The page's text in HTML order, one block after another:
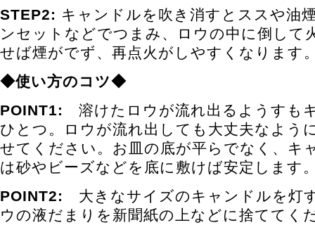
STEP2: キャンドルを吹き消すとススや油
ンセットなどでつまみ、ロウの中に倒して
せば煙がでず、再点火がしやすくなります
◆使い方のコツ◆
POINT1:
溶けたロウが流れ出るようすも
ひとつ。ロウが流れ出しても大丈夫なよう
せてください。お皿の底が平らでなく、キ
は砂やビーズなどを底に敷けば安定します
POINT2:
大きなサイズのキャンドルを灯
ウの液だまりを新聞紙の上などに捨ててく